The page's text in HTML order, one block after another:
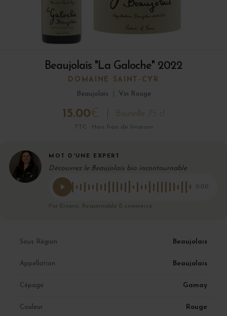
Beaujolais "La Galoche" 2022
DOMAINE SAINT-CYR
Beaujolais
Vin Rouge
15.00€ Bouteille 75 cl
TTC · Hors frais de livraison
MOT D'UNE EXPERT
Découvrez le Beaujolais bio incontournable
0:00
Par Eryane, Responsable E-commerce
Sous Région Beaujolais
Appellation Beaujolais
Cépage Gamay
Couleur Rouge